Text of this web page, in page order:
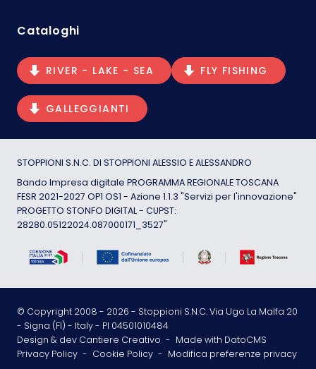
Cataloghi
RIVER - LAKE - SEA FLY FISHING
GALLEGGIANTI
STOPPIONI S.N.C. DI STOPPIONI ALESSIO E ALESSANDRO
Bando Impresa digitale PROGRAMMA REGIONALE TOSCANA
FESR 2021-2027 OP1 OS1 - Azione 1.1.3 "Servizi per l'innovazione"
PROGETTO STONFO DIGITAL - CUPST:
28280.05122024.087000171_3527"
© Copyright 2008 - 2026 - Stoppioni S.N.C. Via Ugo La Malfa 20
- Signa (FI) - Italy - PI 04501010484
Design & dev Cantiere Creativo - Made with DatoCMS
Privacy Policy - Cookie Policy - Modifica preferenze privacy